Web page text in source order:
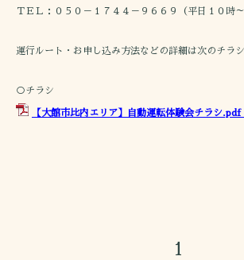
ＴＥＬ：０５０－１７４４－９６６９（平日１０時～
運行ルート・お申し込み方法などの詳細は次のチラ
○チラシ
【大館市比内エリア】自動運転体験会チラシ.pdf
1